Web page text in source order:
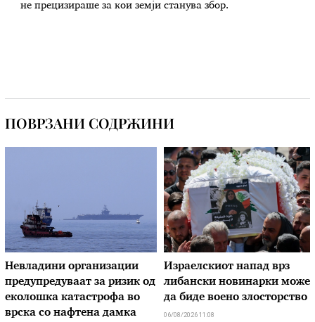
не прецизираше за кои земји станува збор.
ПОВРЗАНИ СОДРЖИНИ
Невладини организации
предупредуваат за ризик од
еколошка катастрофа во
врска со нафтена дамка
Израелскиот напад врз
либански новинарки може
да биде воено злосторство
06/08/2026 11:08